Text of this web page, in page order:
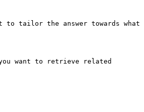
tailor the answer towards what
want to retrieve related